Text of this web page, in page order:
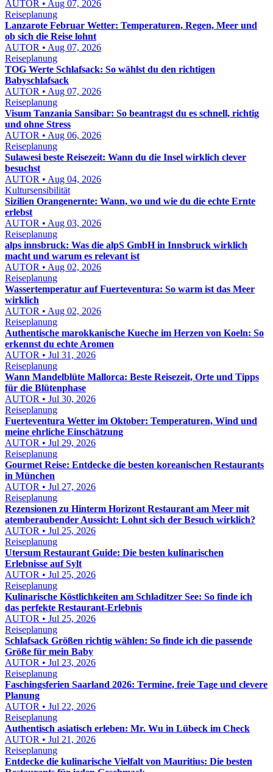
AUTOR • Aug 07, 2026
Reiseplanung
Lanzarote Februar Wetter: Temperaturen, Regen, Meer und
ob sich die Reise lohnt
AUTOR • Aug 07, 2026
Reiseplanung
TOG Werte Schlafsack: So wählst du den richtigen
Babyschlafsack
AUTOR • Aug 07, 2026
Reiseplanung
Visum Tanzania Sansibar: So beantragst du es schnell, richtig
und ohne Stress
AUTOR • Aug 06, 2026
Reiseplanung
Sulawesi beste Reisezeit: Wann du die Insel wirklich clever
besuchst
AUTOR • Aug 04, 2026
Kultursensibilität
Sizilien Orangenernte: Wann, wo und wie du die echte Ernte
erlebst
AUTOR • Aug 03, 2026
Reiseplanung
alps innsbruck: Was die alpS GmbH in Innsbruck wirklich
macht und warum es relevant ist
AUTOR • Aug 02, 2026
Reiseplanung
Wassertemperatur auf Fuerteventura: So warm ist das Meer
wirklich
AUTOR • Aug 02, 2026
Reiseplanung
Authentische marokkanische Kueche im Herzen von Koeln: So
erkennst du echte Aromen
AUTOR • Jul 31, 2026
Reiseplanung
Wann Mandelblüte Mallorca: Beste Reisezeit, Orte und Tipps
für die Blütenphase
AUTOR • Jul 30, 2026
Reiseplanung
Fuerteventura Wetter im Oktober: Temperaturen, Wind und
meine ehrliche Einschätzung
AUTOR • Jul 29, 2026
Reiseplanung
Gourmet Reise: Entdecke die besten koreanischen Restaurants
in München
AUTOR • Jul 27, 2026
Reiseplanung
Rezensionen zu Hinterm Horizont Restaurant am Meer mit
atemberaubender Aussicht: Lohnt sich der Besuch wirklich?
AUTOR • Jul 25, 2026
Reiseplanung
Utersum Restaurant Guide: Die besten kulinarischen
Erlebnisse auf Sylt
AUTOR • Jul 25, 2026
Reiseplanung
Kulinarische Köstlichkeiten am Schladitzer See: So finde ich
das perfekte Restaurant-Erlebnis
AUTOR • Jul 25, 2026
Reiseplanung
Schlafsack Größen richtig wählen: So finde ich die passende
Größe für mein Baby
AUTOR • Jul 23, 2026
Reiseplanung
Faschingsferien Saarland 2026: Termine, freie Tage und clevere
Planung
AUTOR • Jul 22, 2026
Reiseplanung
Authentisch asiatisch erleben: Mr. Wu in Lübeck im Check
AUTOR • Jul 21, 2026
Reiseplanung
Entdecke die kulinarische Vielfalt von Mauritius: Die besten